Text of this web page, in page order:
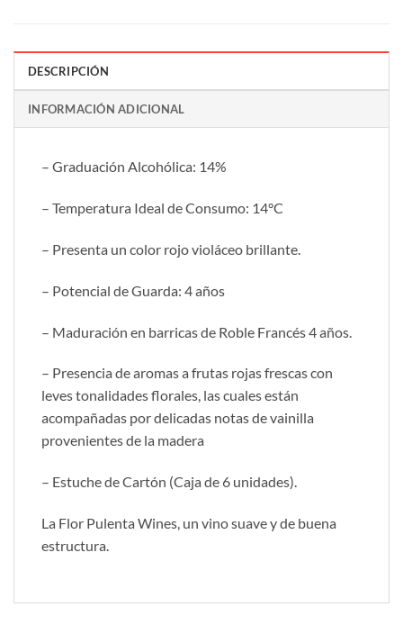
DESCRIPCIÓN
INFORMACIÓN ADICIONAL
– Graduación Alcohólica: 14%
– Temperatura Ideal de Consumo: 14°C
– Presenta un color rojo violáceo brillante.
– Potencial de Guarda: 4 años
– Maduración en barricas de Roble Francés 4 años.
– Presencia de aromas a frutas rojas frescas con
leves tonalidades florales, las cuales están
acompañadas por delicadas notas de vainilla
provenientes de la madera
– Estuche de Cartón (Caja de 6 unidades).
La Flor Pulenta Wines, un vino suave y de buena
estructura.